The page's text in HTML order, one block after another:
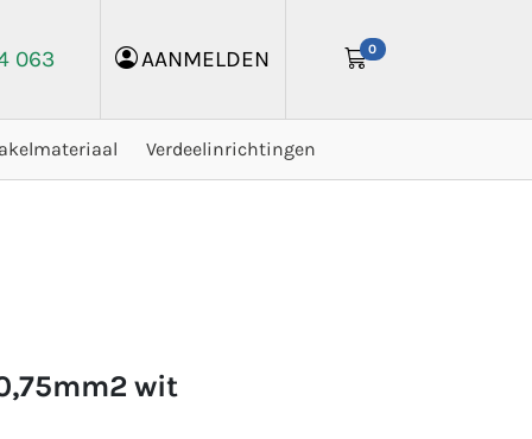
063 AANMELDEN 0
Verdeelinrichtingen
wit